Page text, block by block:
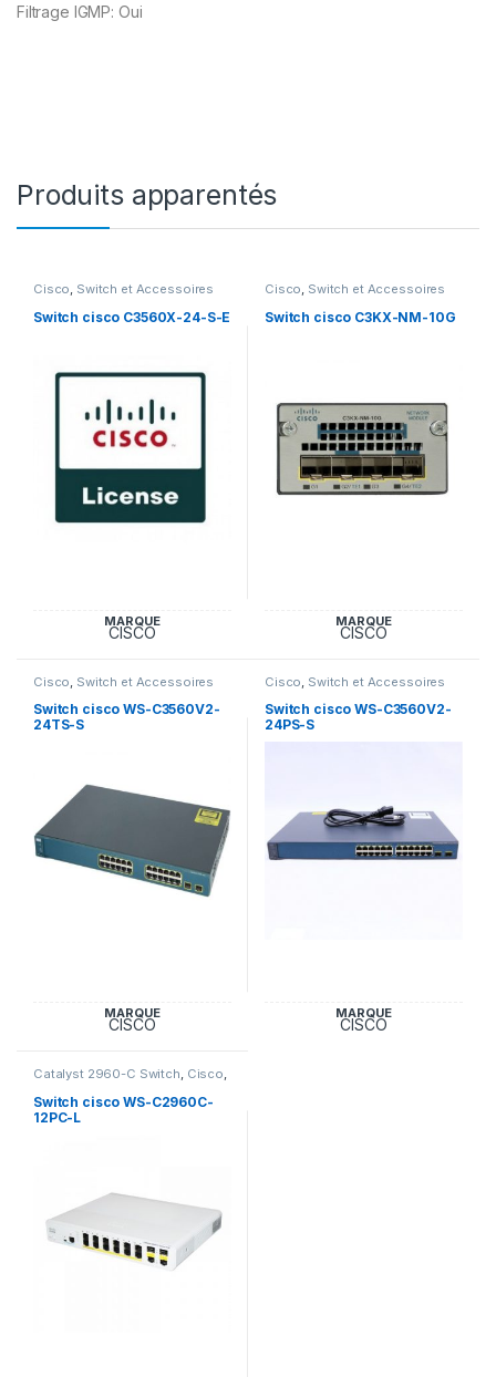
Filtrage IGMP: Oui
Produits apparentés
Cisco, Switch et Accessoires
Switch cisco C3560X-24-S-E
MARQUE
CISCO
Cisco, Switch et Accessoires
Switch cisco C3KX-NM-10G
MARQUE
CISCO
Cisco Switch et Accessoires
Cisco
Switch cisco WS-C3560V2-
24TS-S
MARQUE
CISCO
Cisco Switch et Accessoires
Cisco
Switch cisco WS-C3560V2-
24PS-S
MARQUE
CISCO
Catalyst 2960-C Switch, Cisco,
Switch cisco WS-C2960C-
12PC-L